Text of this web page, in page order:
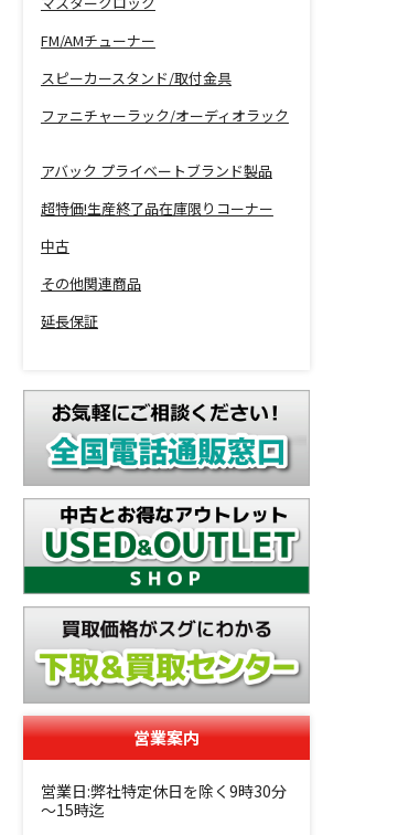
FM/AMチューナー
スピーカースタンド/取付金具
ファニチャーラック/オーディオラック
アバック プライベートブランド製品
超特価!生産終了品在庫限りコーナー
中古
その他関連商品
延長保証
営業案内
営業日:弊社特定休日を除く9時30分
～15時迄